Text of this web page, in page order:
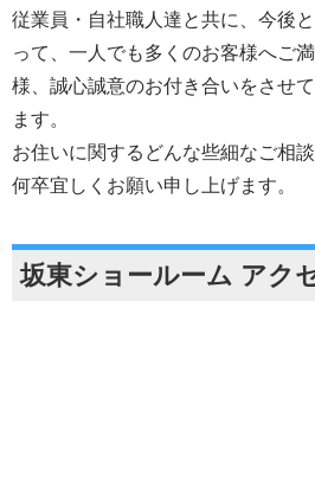
従業員・自社職人達と共に、今後
って、一人でも多くのお客様へご
様、誠心誠意のお付き合いをさせ
ます。
お住いに関するどんな些細なご相
何卒宜しくお願い申し上げます。
坂東ショールーム アク